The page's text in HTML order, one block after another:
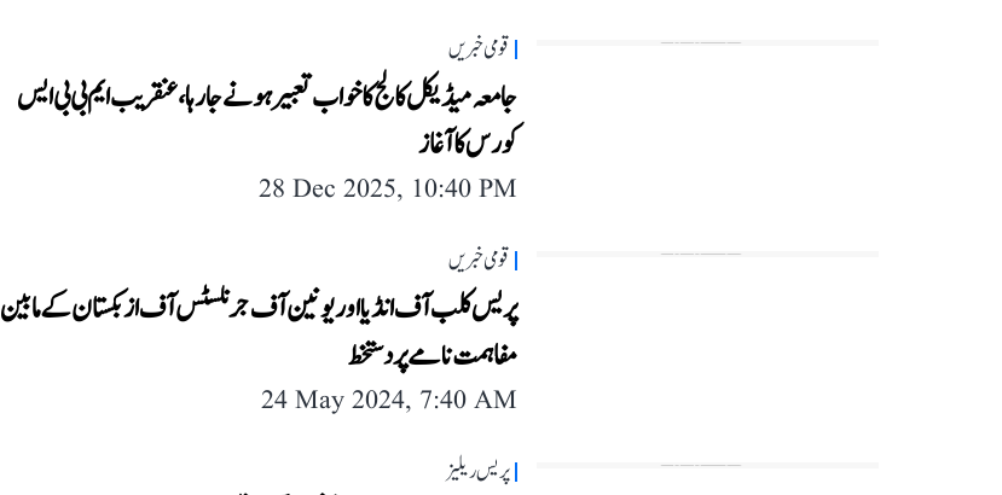
قومی خبریں
جامعہ میڈیکل کالج کا خواب تعبیر ہونے جا رہا، عنقریب ایم بی بی ایس
کورس کا آغاز
28 Dec 2025, 10:40 PM
قومی خبریں
پریس کلب آف انڈیا اور یونین آف جرنلسٹس آف ازبکستان کے مابین
مفاہمت نامے پر دستخط
24 May 2024, 7:40 AM
پریس ریلیز